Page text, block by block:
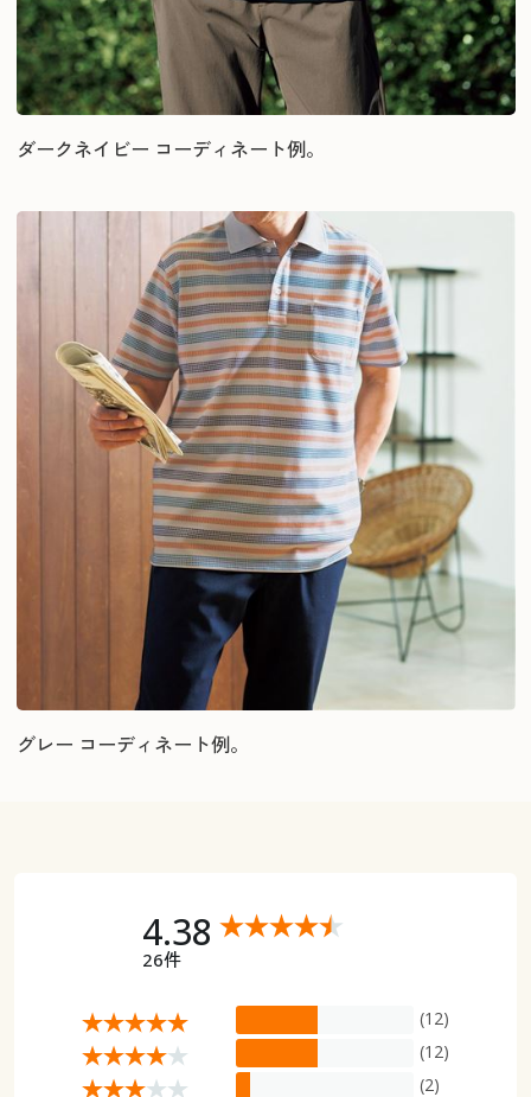
ダークネイビー コーディネート例。
グレー コーディネート例。
4.38
26件
(12)
(12)
(2)